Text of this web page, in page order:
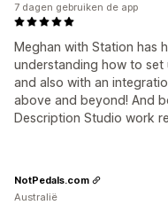
Meghan with Station has
understanding how to set
and also with an
above and beyond! And
Description Studio work
7 dagen gebruiken de app
NotPedals.com
Australië